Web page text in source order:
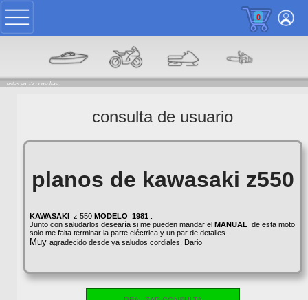
0
estas en: -> consultas
consulta de usuario
planos de kawasaki z550
KAWASAKIz 550 MODELO 1981.
Junto con saludarlos desearía si me pueden mandar el MANUAL de esta moto
solo me falta terminar la parte eléctrica y un par de detalles.
Muy agradecido desde ya saludos cordiales. Dario